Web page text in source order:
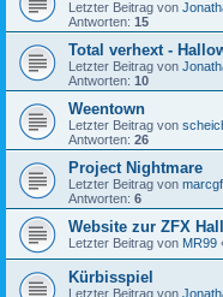
Letzter Beitrag von
Antworten: 15
Total verhext -
Letzter Beitrag von
Antworten: 10
Weentown
Letzter Beitrag von
Antworten: 26
Project Nightmare
Letzter Beitrag von
Antworten: 6
Website zur ZFX
Letzter Beitrag von MR99
Kürbisspiel
Letzter Beitrag von